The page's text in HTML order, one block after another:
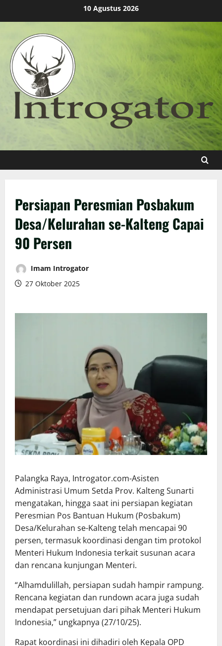
10 Agustus 2026
Persiapan Peresmian Posbakum
Desa/Kelurahan se-Kalteng Capai
90 Persen
Imam Introgator
27 Oktober 2025
Palangka Raya, Introgator.com-Asisten
Administrasi Umum Setda Prov. Kalteng Sunarti
mengatakan, hingga saat ini persiapan kegiatan
Peresmian Pos Bantuan Hukum (Posbakum)
Desa/Kelurahan se-Kalteng telah mencapai 90
persen, termasuk koordinasi dengan tim protokol
Menteri Hukum Indonesia terkait susunan acara
dan rencana kunjungan Menteri.
“Alhamdulillah, persiapan sudah hampir rampung.
Rencana kegiatan dan rundown acara juga sudah
mendapat persetujuan dari pihak Menteri Hukum
Indonesia,” ungkapnya (27/10/25).
Rapat koordinasi ini dihadiri oleh Kepala OPD